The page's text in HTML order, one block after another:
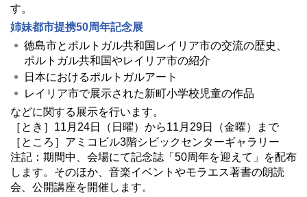
す。
姉妹都市提携50周年記念展
徳島市とポルトガル共和国レイリア市の交流の歴史、
ポルトガル共和国やレイリア市の紹介
日本におけるポルトガルアート
レイリア市で展示された新町小学校児童の作品
などに関する展示を行います。
［とき］11月24日（日曜）から11月29日（金曜）まで
［ところ］アミコビル3階シビックセンターギャラリー
注記：期間中、会場にて記念誌「50周年を迎えて」を配布
します。そのほか、音楽イベントやモラエス著書の朗読
会、公開講座を開催します。